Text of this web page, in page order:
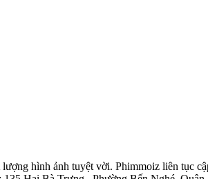
hình ảnh tuyệt vời. Phimmoiz liên tục